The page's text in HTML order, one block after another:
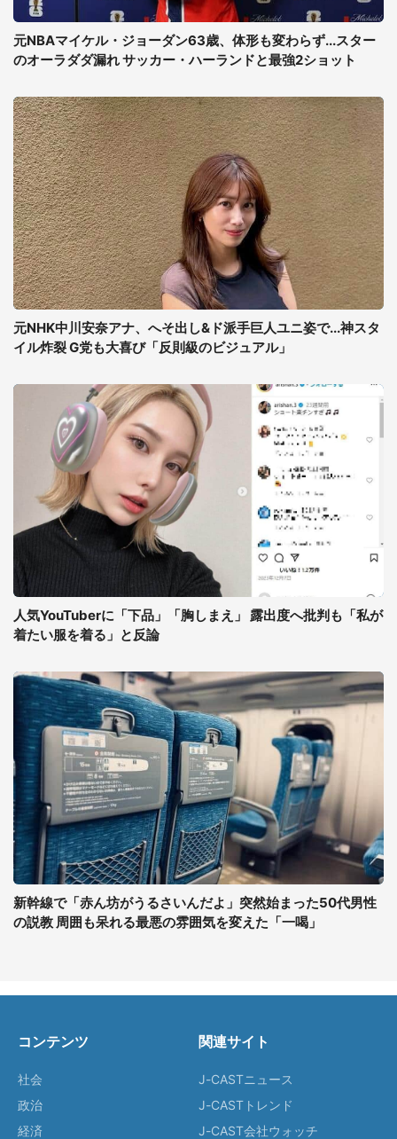
元NBAマイケル・ジョーダン63歳、体形も変わらず...スター
のオーラダダ漏れ サッカー・ハーランドと最強2ショット
元NHK中川安奈アナ、へそ出し&ド派手巨人ユニ姿で...神スタ
イル炸裂 G党も大喜び「反則級のビジュアル」
人気YouTuberに「下品」「胸しまえ」 露出度へ批判も「私が
着たい服を着る」と反論
新幹線で「赤ん坊がうるさいんだよ」突然始まった50代男性
の説教 周囲も呆れる最悪の雰囲気を変えた「一喝」
コンテンツ
社会
政治
経済
関連サイト
J-CASTニュース
J-CASTトレンド
J-CAST会社ウォッチ